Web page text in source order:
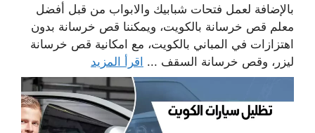
بالإضافة لعمل فتحات شبابيك والابواب من قبل أفضل
معلم قص خرسانة بالكويت، ويمكننا قص خرسانة بدون
اهتزازات في المباني بالكويت، مع امكانية قص خرسانة
ليزر، وقص خرسانة السقف ... اقرأ المزيد